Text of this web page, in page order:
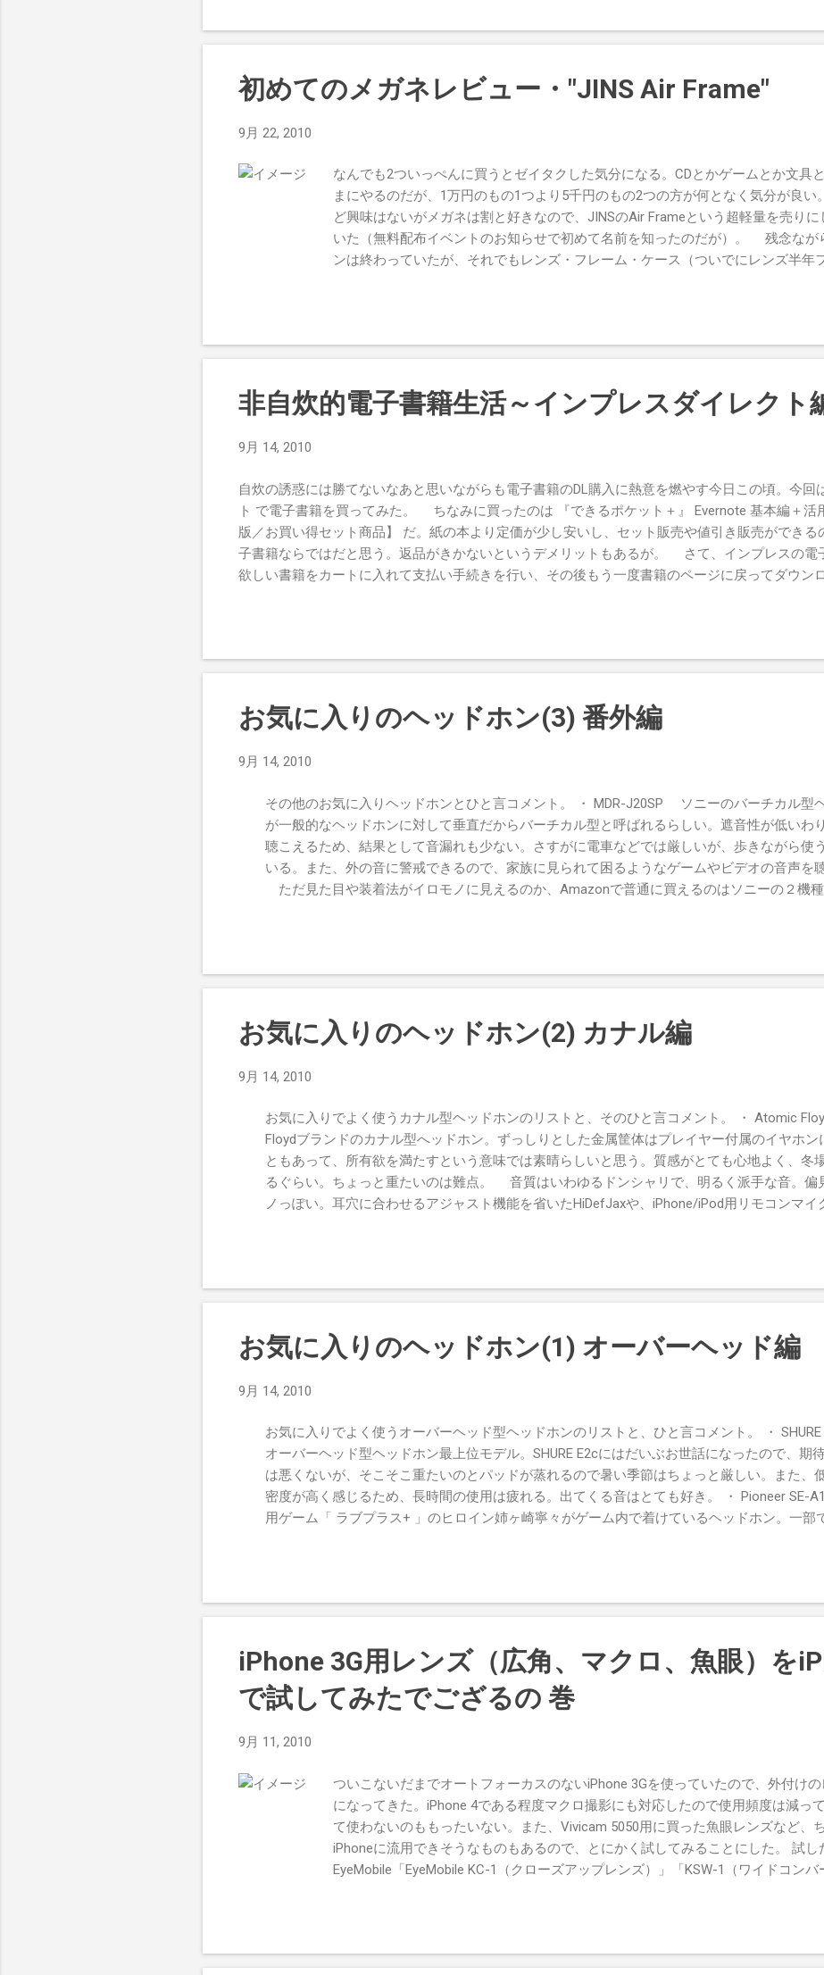
ステムについて ・体力とは別に部位ごとの負傷があるため、ガードよりも避け、あるいはキャッ
く、落ちているものを拾って使うだけ。飛び道具は拾ったものを投げるだけ。 ・スタイルの種
後から手に入るものの方が強力なことが多いのは致し方ないところか。 ・電話機でアイテムの出
荷物の整理もできない。 ・アイテムボックスは200個の容量があるのはいいが、種類別で整頓す
た。 舞台について ・神室町の施設はだいたい３や４と同じ。酒がないから食事コンプリートは楽
ージを受ける食べ物がないので地道に食べていくしかない。 ・舞台となる地下闘技場は「サイの
物。あとリングアナのテンションが異様に高い。 ・マップはPS3のような完全3Dではない。FF7
染みのカメラ固定タイプ。たぶん通行人をたくさん出したりするためには背景をなるべく節約す
いだろうか。 遊びについて ...
初めてのメガネレビュー・"JINS Air Frame"
9月 22, 2010
なんでも2ついっぺんに買うとゼイタクした気分になる。CDとかゲームとか文具
まにやるのだが、1万円のもの1つより5千円のもの2つの方が何となく気分が良
ど興味はないがメガネは割と好きなので、JINSのAir Frameという超軽量を売り
いた（無料配布イベントのお知らせで初めて名前を知ったのだが）。 残念なが
ンは終わっていたが、それでもレンズ・フレーム・ケース（ついでにレンズ半年
に2万円以上した覚えがある。短い間にメガネもずいぶんと安くなったものだ。
おかげか、ぼくが行ったJINSも店員さんがやたら丁寧かつ愛想が良くてびっくり
後なので比較的すいているだろうとは思ったが、「レンズの在庫さえあれば30分
にびっくり。なんだかんだで、視力検査から始めてトータル2時間程度でメガネ2
ので相当に軽いはずなのだが、それでも手で持って分かるレベルで重さが違う。
に重みでずり落ちるようなことも少ないし、フィット感はかなり高い。耐久性は
ないと分からないが、少なくとも軽い分、落として壊れるようなことは少なそ
には安いなりの理由があるわけで、フレームの質感はいかにもプラスチックでチ
レームと一体化していて交換不能になっている。レンズも非球面薄型タイプでは
非自炊的電子書籍生活～インプレスダイレクト
9月 14, 2010
自炊の誘惑には勝てないなあと思いながらも電子書籍のDL購入に熱意を燃やす今日この頃。今回
ト で電子書籍を買ってみた。 ちなみに買ったのは 『できるポケット＋』 Evernote 基本編＋
版／お買い得セット商品】 だ。紙の本より定価が少し安いし、セット販売や値引き販売ができる
子書籍ならではだと思う。返品がきかないというデメリットもあるが。 さて、インプレスの電
欲しい書籍をカートに入れて支払い手続きを行い、その後もう一度書籍のページに戻ってダウン
続き後のページから直接ダウンロードできればもっと楽なのにと思うが、eBook Japanのトラン
だろうし、ダウンロードに対応したブラウザを内蔵するアプリ（GoodReaderなど）でも大丈夫
点は大きい。いったん買ってしまえばPDF対応のいろんなデバイスで読むことができる。これは
はePubのようにフォントだけ大きくすることができればiPhoneでも読みやすいのだが（それでも
られてしまうのだが、読みたい本があれば買っても損はなさそうだ。今回購入したEvernote本は
書籍が紙の本を置き換えるというのなら、あらゆるデバイスで読めなくては意味がない」と思っ
そもそもフォーマットが複数ある時点でおかしい。紙が耐えられる環境ならいつどこでも読める
たとうが200年たとうが、著者が没して出版社が...
お気に入りのヘッドホン(3) 番外編
9月 14, 2010
その他のお気に入りヘッドホンとひと言コメント。 ・ MDR-J20SP ソニーのバーチカル型
が一般的なヘッドホンに対して垂直だからバーチカル型と呼ばれるらしい。遮音性が低いわ
聴こえるため、結果として音漏れも少ない。さすがに電車などでは厳しいが、歩きながら使
いる。また、外の音に警戒できるので、家族に見られて困るようなゲームやビデオの音声を
ただ見た目や装着法がイロモノに見えるのか、Amazonで普通に買えるのはソニーの２機種
やすいモノが多い。百均から20万円クラスまで幅広く存在するイヤホンに比べると、ライン
もある。音質的にはPortaProの廉価版と思えば良く、使えるシチュエーションも含めて
っぽいのが難点か。 ・ Creative Aurvana Air クリエイティブの耳掛け型インナーイヤーへ
現在、Amazonで6980円。この値段なら十分に買いだ。クリエイティブというメーカーには
ともあまり干渉しない軽い装着感。音質的にも耳掛けとは思えないバランスの良さだ（耳掛
も使い良いヘッドホンのひとつだと思う。 Posted via email from 物欲スクラップブック
お気に入りのヘッドホン(2) カナル編
9月 14, 2010
お気に入りでよく使うカナル型ヘッドホンのリストと、そのひと言コメント。 ・ Atomic
Floydブランドのカナル型へッドホン。ずっしりとした金属筐体はプレイヤー付属のイヤホン
ともあって、所有欲を満たすという意味では素晴らしいと思う。質感がとても心地よく、冬
るぐらい。ちょっと重たいのは難点。 音質はいわゆるドンシャリで、明るく派手な音。偏
ノっぽい。耳穴に合わせるアジャスト機能を省いたHiDefJaxや、iPhone/iPod用リモコンマイ
形状は独特だが着けにくいようなことはない。音質は正確とか忠実というより音を楽しめる
にフィルター付きに置き換えられているとのことなので、サイズが合えば他の機種で試して
ると着けていることを忘れるぐらいで、ER-4Sなどの三段フランジ型がダメという人でもチ
ある。音質は尖った所はないものの、一般的に「良い音」と言われそうな心地よい音だと思
物欲スクラップブック
お気に入りのヘッドホン(1) オーバーヘッド編
9月 14, 2010
お気に入りでよく使うオーバーヘッド型ヘッドホンのリストと、ひと言コメント。 ・
オーバーヘッド型ヘッドホン最上位モデル。SHURE E2cにはだいぶお世話になったので、期
は悪くないが、そこそこ重たいのとパッドが蒸れるので暑い季節はちょっと厳しい。また、
密度が高く感じるため、長時間の使用は疲れる。出てくる音はとても好き。 ・ Pioneer SE-
用ゲーム「 ラブプラス+ 」のヒロイン姉ヶ崎寧々がゲーム内で着けているヘッドホン。一部
る。May’nのライブビデオを観てみたが、上記のSRH840とは対照的な装着感の良さでずっと
オーバーヘッド型ポータブルヘッドホン。たっぷりの低音とノリの良さ、ハマると抜け出せ
えの取り回しの良さも含めてイチオシ。 Posted via email from 物欲スクラップブック
iPhone 3G用レンズ（広角、マクロ、魚眼）を
で試してみたでござるの 巻
9月 11, 2010
ついこないだまでオートフォーカスのないiPhone 3Gを使っていたので、外付け
になってきた。iPhone 4である程度マクロ撮影にも対応したので使用頻度は減っ
て使わないのももったいない。また、Vivicam 5050用に買った魚眼レンズなど、
iPhoneに流用できそうなものもあるので、とにかく試してみることにした。 試し
EyeMobile「EyeMobile KC-1（クローズアップレンズ）」「KSW-1（ワイドコンバ
ルトラフィッシュアイ（購入時期の関係で旧モデル）」「iPhone 3G用ワイド＆
ラフィッシュアイだ。KSW-1とGIZMONのワイドレンズは四隅がケラレてしまう